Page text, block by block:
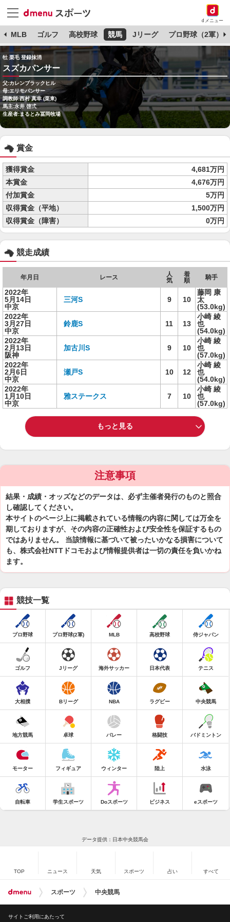
dメニュー
MLB ゴルフ 高校野球 競馬 Jリーグ プロ野球（2軍）
牡 栗毛 登録抹消
スズカパンサー
父:カレンブラックヒル
母:エリモパンサー
調教師:西村 真幸 (栗東)
馬主:永井 啓弍
生産者:まるとみ冨岡牧場
賞金
獲得賞金
4,681万円
本賞金
4,676万円
付加賞金
5万円
収得賞金（平地）
1,500万円
収得賞金（障害）
0万円
競走成績
年月日 レース
人
気
着
順
騎手
2022年
5月14日
中京
三河S 9 10
藤岡 康
太
(53.0kg)
2022年
3月27日
中京
鈴鹿S 11 13
小崎 綾
也
(54.0kg)
2022年
2月13日
阪神
加古川S 9 10
小崎 綾
也
(57.0kg)
2022年
2月6日
中京
瀬戸S 10 12
小崎 綾
也
(54.0kg)
2022年
1月10日
中京
雅ステークス 7 10
小崎 綾
也
(57.0kg)
もっと見る
注意事項
結果・成績・オッズなどのデータは、必ず主催者発行のものと照合
し確認してください。
本サイトのページ上に掲載されている情報の内容に関しては万全を
期しておりますが、その内容の正確性および安全性を保証するもの
ではありません。 当該情報に基づいて被ったいかなる損害について
も、株式会社NTTドコモおよび情報提供者は一切の責任を負いかね
ます。
競技一覧
プロ野球 プロ野球(2軍) MLB 高校野球 侍ジャパン
ゴルフ Jリーグ 海外サッカー 日本代表 テニス
大相撲 Bリーグ NBA ラグビー 中央競馬
地方競馬 卓球 バレー 格闘技 バドミントン
モーター フィギュア ウィンター 陸上 水泳
自転車 学生スポーツ Doスポーツ ビジネス eスポーツ
データ提供：日本中央競馬会
TOP ニュース 天気 スポーツ 占い すべて
スポーツ 中央競馬
サイトご利用にあたって